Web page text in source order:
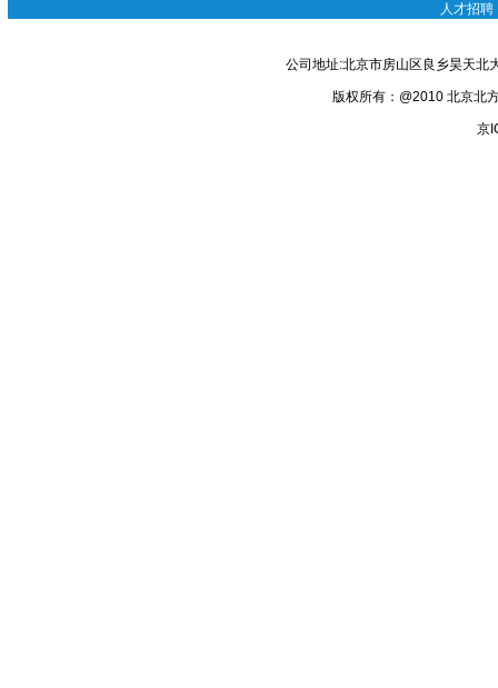
人才招聘
公司地址:北京市房山区良乡昊天北
版权所有：@2010 北京北
京